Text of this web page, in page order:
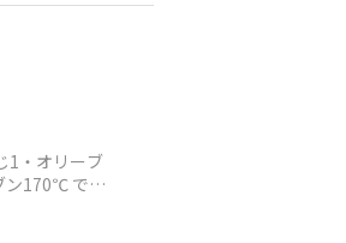
・オリーブ
ン170℃ で7